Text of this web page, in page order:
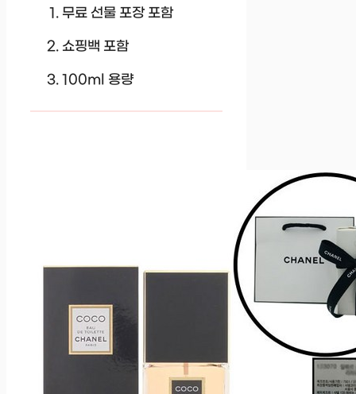
무료 선물 포장 포함
쇼핑백 포함
100ml 용량